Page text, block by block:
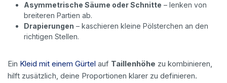
Asymmetrische Säume oder Schnitte – lenken von
breiteren Partien ab.
Drapierungen – kaschieren kleine Pölsterchen an den
richtigen Stellen.
Ein Kleid mit einem Gürtel auf Taillenhöhe zu kombinieren,
hilft zusätzlich, deine Proportionen klarer zu definieren.